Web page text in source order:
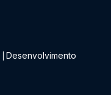
Desenvolvimento